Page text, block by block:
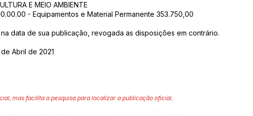
E MEIO AMBIENTE
- Equipamentos e Material Permanente 353.750,00
data de sua publicação, revogada as disposições em contrário.
de Abril de 2021
mas facilita a pesquisa para localizar a publicação oficial.